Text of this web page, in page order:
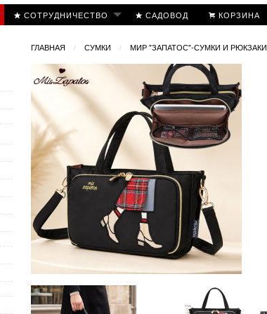
СОТРУДНИЧЕСТВО САДОВОД КОРЗИНА
ГЛАВНАЯ СУМКИ МИР "ЗАПАТОС"-СУМКИ И РЮКЗАКИ